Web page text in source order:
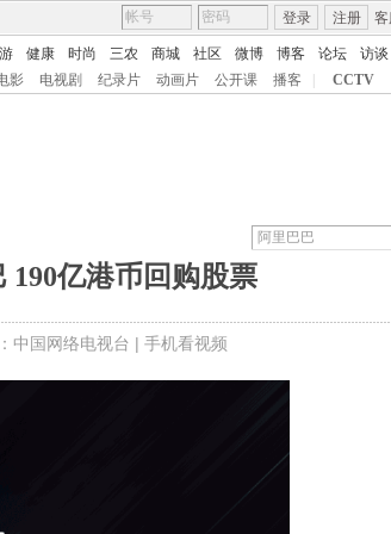
客
登录 注册
健康 时尚 三农 商城 社区 微博 博客 论坛 访谈
影 电视剧 纪录片 动画片 公开课 播客 CCTV
亿港币回购股票
中国网络电视台 | 手机看视频